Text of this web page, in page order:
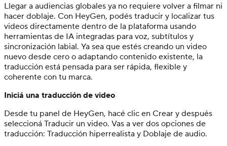
Llegar a audiencias globales ya no requiere volver a filmar ni
hacer doblaje. Con HeyGen, podés traducir y localizar tus
videos directamente dentro de la plataforma usando
herramientas de IA integradas para voz, subtítulos y
sincronización labial. Ya sea que estés creando un video
nuevo desde cero o adaptando contenido existente, la
traducción está pensada para ser rápida, flexible y
coherente con tu marca.
Iniciá una traducción de video
Desde tu panel de HeyGen, hacé clic en Crear y después
seleccioná Traducir un video. Vas a ver dos opciones de
traducción: Traducción hiperrealista y Doblaje de audio.